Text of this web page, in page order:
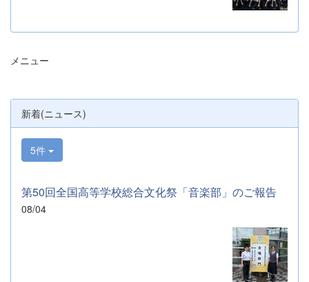
は、ソロやアンサンブルのコンテストに向け
願いいたします。 &nbsp; &nbsp; &nbsp;
メニュー
新着(ニュース)
5件
第50回全国高等学校総合文化祭「音楽部」のご報告
08/04